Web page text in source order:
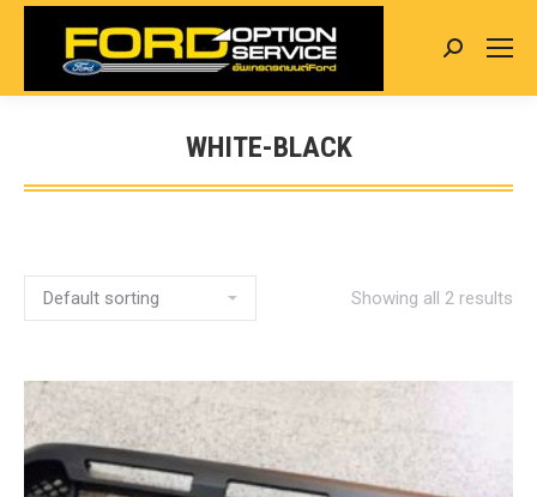
Search:
WHITE-BLACK
You are here:
Showing all 2 results